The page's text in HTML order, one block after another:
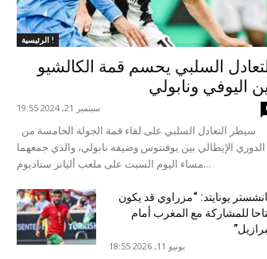
الرئيسية !
السلبي يحسم قمة الكالشيو
اليوفي ونابولي
سبتمبر 21, 2024 19:55
الدوري الإيطالي بين يوفنتوس وضيفه نابولي، والذي جمعهما
مساء اليوم السبت على ملعب أليانز ستاديوم...
يونايتد: “مزراوي قد يكون
للمشاركة مع المغرب أمام
يونيو 11, 2026 18:55